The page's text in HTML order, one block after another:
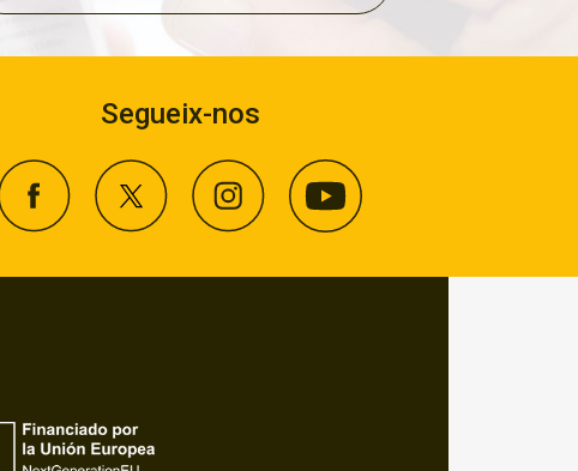
Segueix-nos